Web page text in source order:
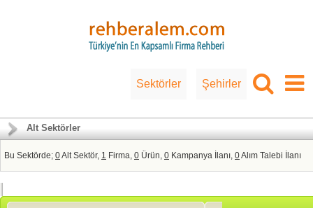
Sektörler Şehirler
Alt Sektörler
Bu Sektörde; 0Alt Sektör, 1 Firma, 0 Ürün, 0 Kampanya İlanı, 0Alım Talebi İlanı